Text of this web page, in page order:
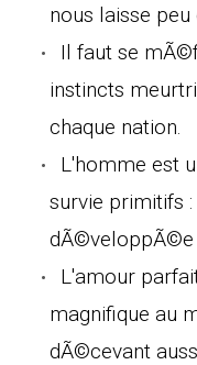
nous laisse
Il faut se
instincts
chaque nation.
L'homme est
survie primitifs
dÃ©veloppÃ©e
L'amour
magnifique au
dÃ©cevant